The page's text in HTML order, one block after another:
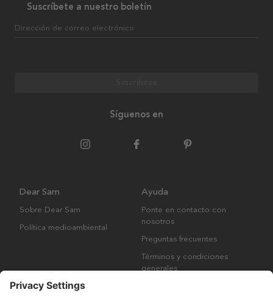
Suscríbete a nuestro boletín
Dirección de correo electrónico
Síguenos en
Dear Sam
Sobre Dear Sam
Política medioambiental
Ayuda
Ponte en contacto con
nosotros
Preguntas frecuentes
Términos y condiciones
generales